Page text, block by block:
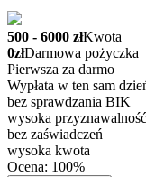
500 - 6000 złKwota
0złDarmowa pożyczka
Pierwsza za darmo
Wypłata w ten sam
bez sprawdzania BIK
wysoka przyznawalność
bez zaświadczeń
wysoka kwota
Ocena: 100%